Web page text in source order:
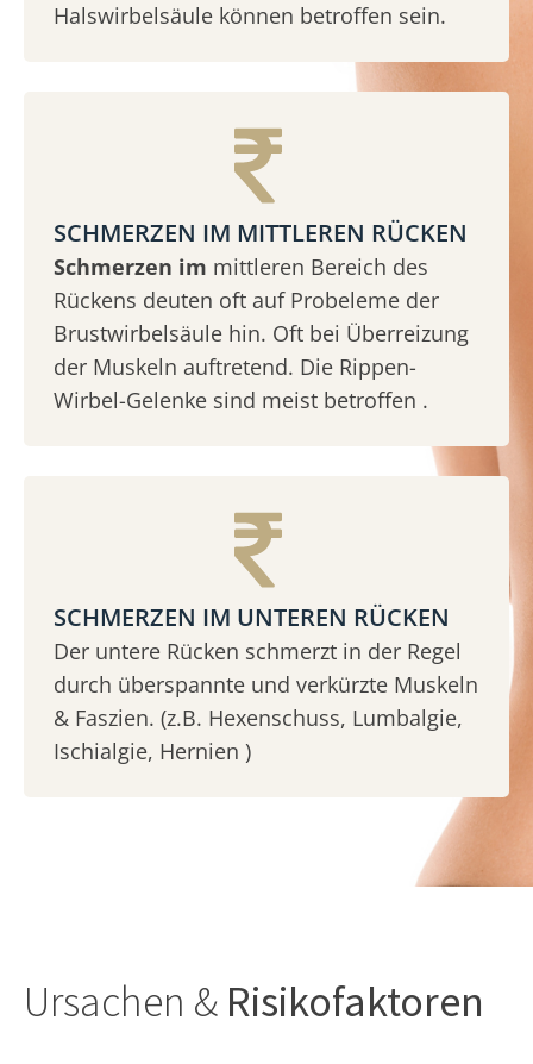
Halswirbelsäule können betroffen sein.
SCHMERZEN IM MITTLEREN RÜCKEN
Schmerzen im mittleren Bereich des
Rückens deuten oft auf Probeleme der
Brustwirbelsäule hin. Oft bei Überreizung
der Muskeln auftretend. Die Rippen-
Wirbel-Gelenke sind meist betroffen .
SCHMERZEN IM UNTEREN RÜCKEN
Der untere Rücken schmerzt in der Regel
durch überspannte und verkürzte Muskeln
& Faszien. (z.B. Hexenschuss, Lumbalgie,
Ischialgie, Hernien )
Ursachen & Risikofaktoren